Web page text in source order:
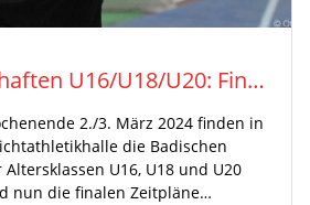
BLV-Meisterschaften U16/U18/U20: Finaler Zeitplan und Meldeliste veröffentlicht
2./3. März 2024 finden in
die Badischen
U16, U18 und U20
nun die finalen Zeitpläne…